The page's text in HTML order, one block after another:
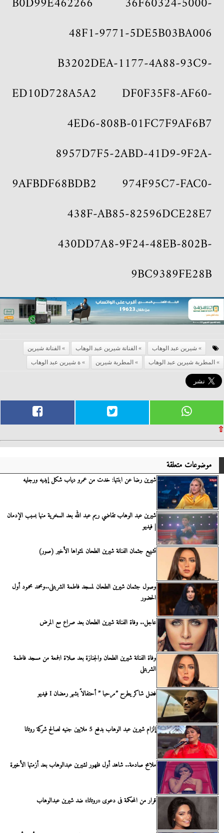
48F1-9771-5DE5B03BA006
B3202DEA-1177-4A88-93C9-
ED10D728A5A2 DF0F35F8-AF60-
4ED6-808B-01FC7F9AF6B7
8957D7F5-2ABD-41D9-9F2A-
9AFBDF68BDB2 974F95C7-FAC0-
438F-AB85-82596DCE28E7
430DD7A8-9F24-48EB-802B-
9BC9389FE28B
شيرين عبد الوهاب الفنانة شيرين عبد الوهاب
الفنانة شيرين
المطربة شيرين عبد الوهاب
المطربة شيرين ة شيرين عبد الوهاب
⇧
موضوعات متعلقة
شيرين رضا عن ابنتها: خدت من عمرو دياب شكل إيديه ورجليه
شيرين عبد الوهاب تقاضي ريم عبد الله بعد السخرية منها بسبب الإدمان
| فيديو
تشييع جثمان الفنانة شيرين الطحان لمثواها الأخير (صور)
وصول جثمان شيرين الطحان لمسجد فاطمة الشربتلى..ومحمد محمود أول
الحضور
عاجل.. وفاة الفنانة شيرين الطحان بعد صراع مع المرض
وفاة الفنانة شيرين الطحان والجنازة بعد صلاة الجمعة من مسجد فاطمة
الشربتلى
فضل شاكر يطرح ”مرحبا ” أحتفالاً بشهر رمضان I فيديو
إلزام شيرين عبد الوهاب بدفع 5 ملايين جنيه لصالح شركة روتانا
ملامح صادمة.. شاهد أول ظهور لشيرين عبدالوهاب بعد أزمتها الأخيرة
قرار من المحكمة فى دعوى «روتانا» ضد شيرين عبدالوهاب